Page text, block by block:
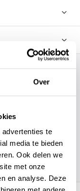
Over
te
media te bieden
Ook delen we
met onze
en analyse. Deze